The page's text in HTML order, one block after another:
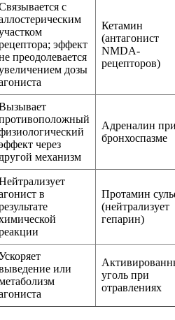
с
эффект
преодолевается
дозы
Кетамин
(антагонист
NMDA-
рецепторов)
через
другой механизм
Адреналин
бронхоспазме
в
Протамин
(нейтрализует
гепарин)
или
уголь при
отравлениях